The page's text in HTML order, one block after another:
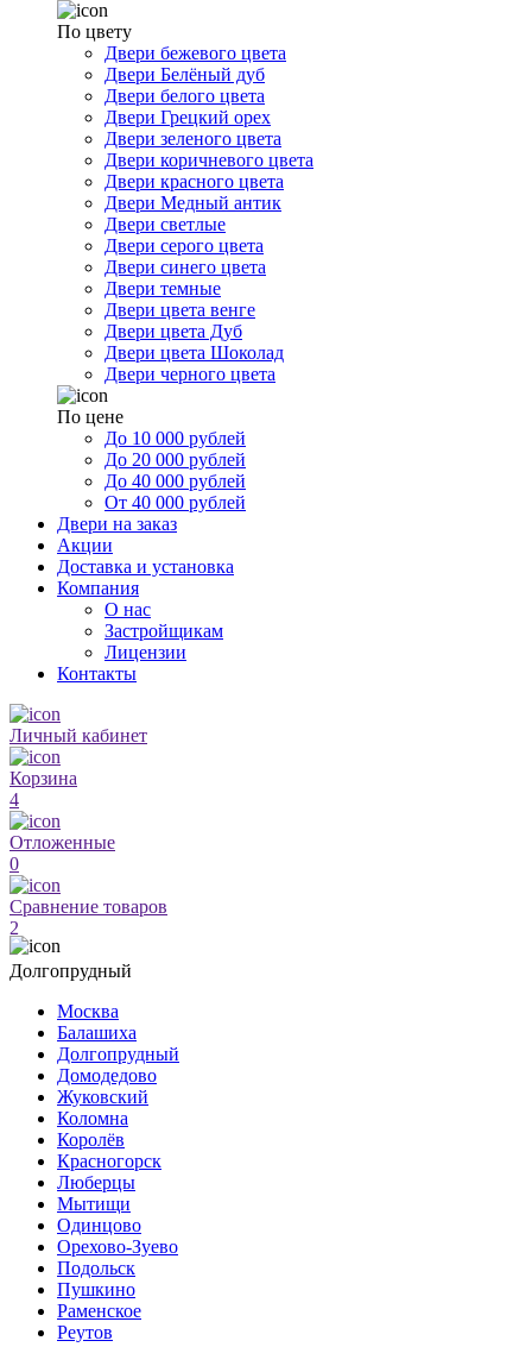
По цвету
Двери бежевого цвета
Двери Белёный дуб
Двери белого цвета
Двери Грецкий орех
Двери зеленого цвета
Двери коричневого цвета
Двери красного цвета
Двери Медный антик
Двери светлые
Двери серого цвета
Двери синего цвета
Двери темные
Двери цвета венге
Двери цвета Дуб
Двери цвета Шоколад
Двери черного цвета
По цене
До 10 000 рублей
До 20 000 рублей
До 40 000 рублей
От 40 000 рублей
Двери на заказ
Акции
Доставка и установка
Компания
О нас
Застройщикам
Лицензии
Контакты
Личный кабинет
Корзина
4
Отложенные
0
Сравнение товаров
2
Долгопрудный
Москва
Балашиха
Долгопрудный
Домодедово
Жуковский
Коломна
Королёв
Красногорск
Люберцы
Мытищи
Одинцово
Орехово-Зуево
Подольск
Пушкино
Раменское
Реутов